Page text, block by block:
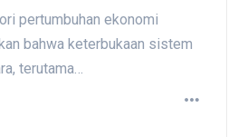
pertumbuhan ekonomi
bahwa keterbukaan sistem
terutama…